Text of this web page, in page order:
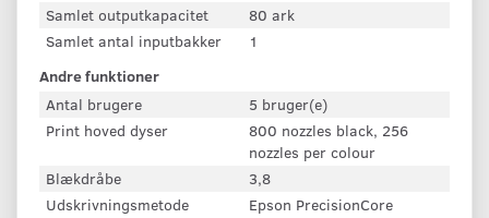
Samlet outputkapacitet
80 ark
Samlet antal inputbakker
1
Andre funktioner
Antal brugere
5 bruger(e)
Print hoved dyser
800 nozzles black, 256
nozzles per colour
Blækdråbe
3,8
Udskrivningsmetode
Epson PrecisionCore